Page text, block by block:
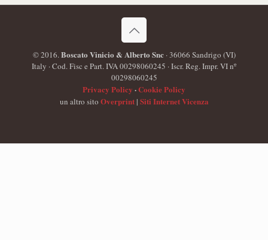
© 2016.Boscato Vinicio & Alberto Snc· 36066 Sandrigo (VI)
Italy · Cod. Fisc e Part. IVA 00298060245 · Iscr. Reg. Impr. VI nº
00298060245
Privacy Policy ·Cookie Policy
un altro sito Overprint| Siti Internet Vicenza